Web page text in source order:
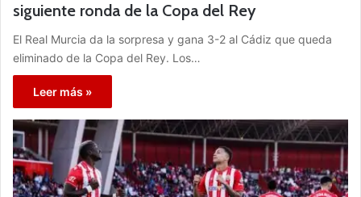
siguiente ronda de la Copa del Rey
El Real Murcia da la sorpresa y gana 3-2 al Cádiz que queda
eliminado de la Copa del Rey. Los…
Leer más »